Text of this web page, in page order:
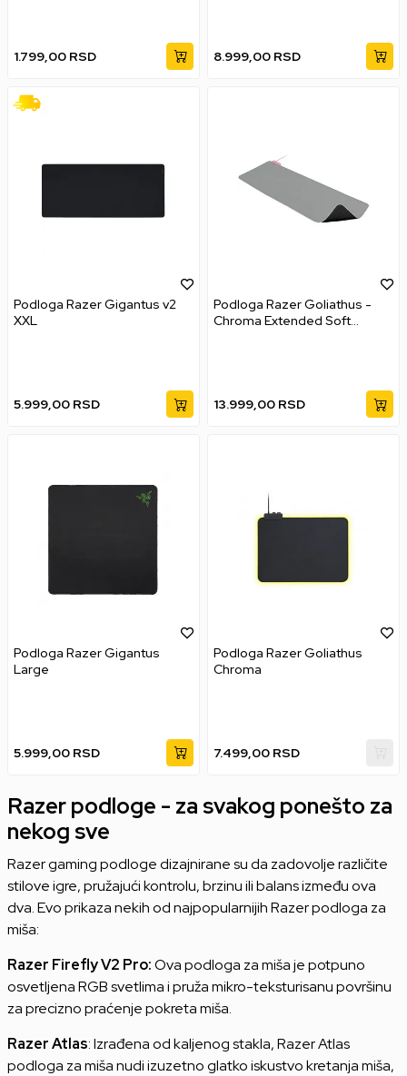
1.799,00 RSD 8.999,00 RSD
Podloga Razer Gigantus v2
XXL
5.999,00 RSD
Podloga Razer Goliathus -
Chroma Extended Soft
13.999,00 RSD
Podloga Razer Gigantus
Large
5.999,00 RSD
Podloga Razer Goliathus
Chroma
7.499,00 RSD
Razer podloge - za svakog ponešto za
nekog sve
Razer gaming podloge dizajnirane su da zadovolje različite
stilove igre, pružajući kontrolu, brzinu ili balans između ova
dva. Evo prikaza nekih od najpopularnijih Razer podloga za
miša:
Razer Firefly V2 Pro:Ova podloga za miša je potpuno
osvetljena RGB svetlima i pruža mikro-teksturisanu površinu
za precizno praćenje pokreta miša.
Razer Atlas: Izrađena od kaljenog stakla, Razer Atlas
podloga za miša nudi izuzetno glatko iskustvo kretanja miša,